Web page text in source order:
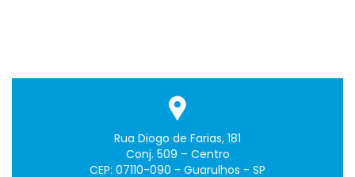
Rua Diogo de Farias, 181
Conj. 509 – Centro
CEP: 07110-090 - Guarulhos - SP